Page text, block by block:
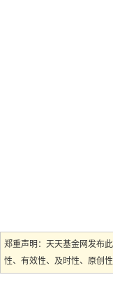
郑重声明：天天基金网发布
性、有效性、及时性、原创